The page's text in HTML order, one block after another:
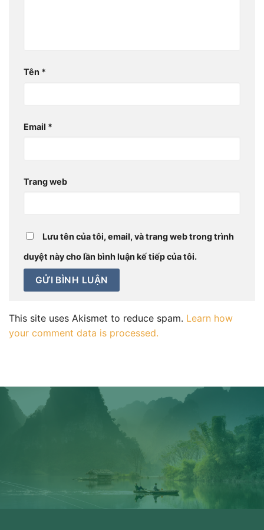
Tên *
Email *
Trang web
Lưu tên của tôi, email, và trang web trong trình
duyệt này cho lần bình luận kế tiếp của tôi.
This site uses Akismet to reduce spam. Learn how
your comment data is processed.